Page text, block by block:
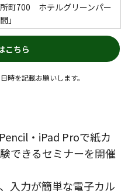
町700 ホテルグリーンパー
」
こちら
時を記載お願いします。
・iPad Proで紙カ
できるセミナーを開催
入力が簡単な電子カル